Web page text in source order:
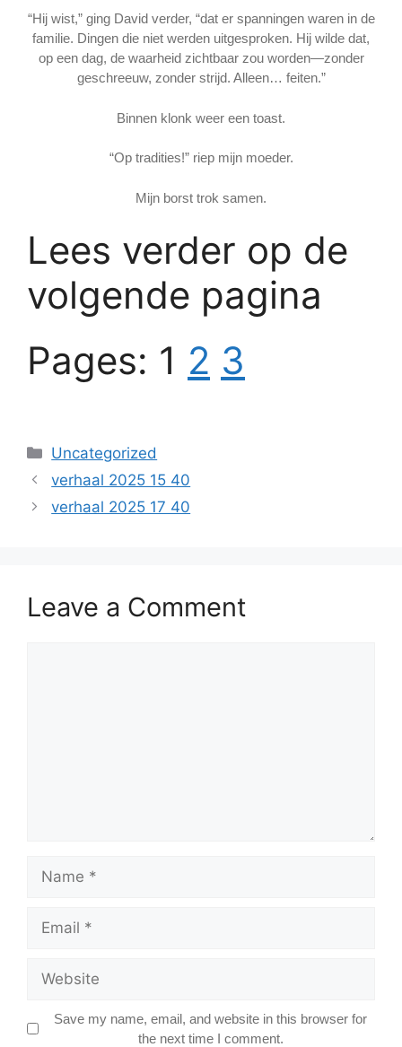
“Hij wist,” ging David verder, “dat er spanningen waren in de
familie. Dingen die niet werden uitgesproken. Hij wilde dat,
op een dag, de waarheid zichtbaar zou worden—zonder
geschreeuw, zonder strijd. Alleen… feiten.”
Binnen klonk weer een toast.
“Op tradities!” riep mijn moeder.
Mijn borst trok samen.
Lees verder op de
volgende pagina
Pages: 1 2 3
Categories
Uncategorized
verhaal 2025 15 40
verhaal 2025 17 40
Leave a Comment
Save my name, email, and website in this browser for
the next time I comment.